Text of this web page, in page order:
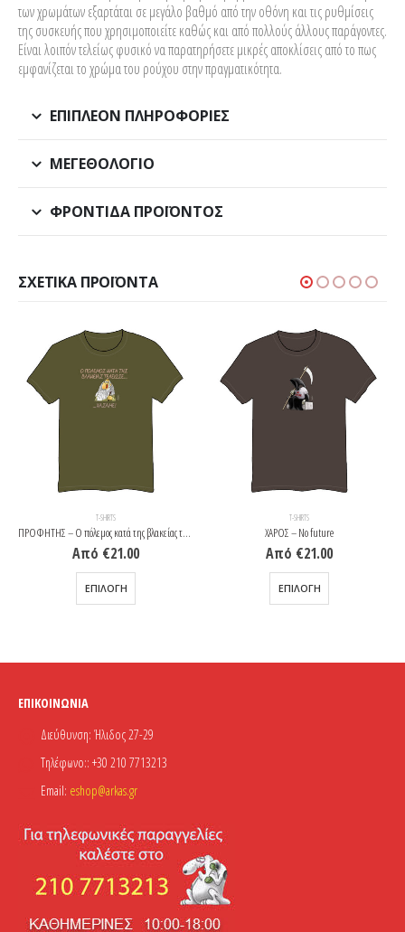
των χρωμάτων εξαρτάται σε μεγάλο βαθμό από την οθόνη και τις ρυθμίσεις
της συσκευής που χρησιμοποιείτε καθώς και από πολλούς άλλους παράγοντες.
Είναι λοιπόν τελείως φυσικό να παρατηρήσετε μικρές αποκλίσεις από το πως
εμφανίζεται το χρώμα του ρούχου στην πραγματικότητα.
ΕΠΙΠΛΈΟΝ ΠΛΗΡΟΦΟΡΊΕΣ
ΜΕΓΕΘΟΛΌΓΙΟ
ΦΡΟΝΤΊΔΑ ΠΡΟΪΌΝΤΟΣ
ΣΧΕΤΙΚΆ ΠΡΟΪΌΝΤΑ
T-SHIRTS
ΠΡΟΦΗΤΗΣ – Ο πόλεμος κατά της βλακείας τελείωσε
Από €21.00
ΕΠΙΛΟΓΉ
Αυτό το προϊόν έχει πολλαπλές παραλλαγές. Οι επιλογές μπορούν να επιλεγούν στη σελίδα του προϊόντος
T-SHIRTS
ΧΑΡΟΣ – No future
Από €21.00
ΕΠΙΛΟΓΉ
Αυτό το προϊόν έχει πολλαπλές παραλλαγές. Οι επιλογές μπορούν να επιλεγούν στη σελίδα του προϊόντος
ΕΠΙΚΟΙΝΩΝΊΑ
Διεύθυνση: Ήλιδος 27-29
Τηλέφωνο:: +30 210 7713213
Email: eshop@arkas.gr